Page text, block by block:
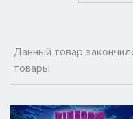
Данный товар
товары